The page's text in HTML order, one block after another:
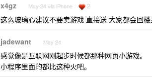
x4gz May 24 via iPhone 2
这么玻璃心建议不要卖游戏 直接送 大家都会回
jadewant May 24
感觉像是互联网刚起步时候都那种网页小游戏。
小程序里面的都比这种火吧。